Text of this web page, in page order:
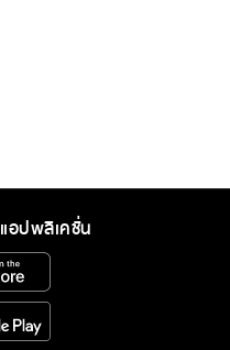
แอปพลิเคชั่น